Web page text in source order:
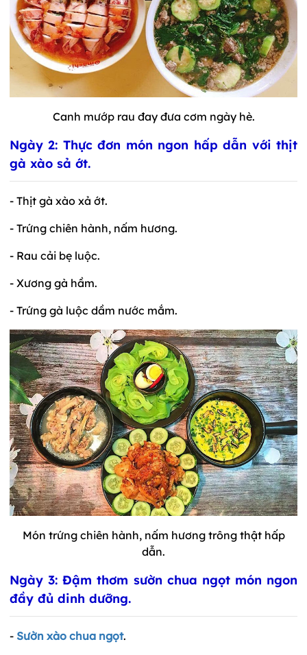
Canh mướp rau đay đưa cơm ngày hè.
Ngày 2: Thực đơn món ngon hấp dẫn với thịt
gà xào sả ớt.
- Thịt gà xào xả ớt.
- Trứng chiên hành, nấm hương.
- Rau cải bẹ luộc.
- Xương gà hầm.
- Trứng gà luộc dầm nước mắm.
Món trứng chiên hành, nấm hương trông thật hấp
dẫn.
Ngày 3: Đậm thơm sườn chua ngọt món ngon
đầy đủ dinh dưỡng.
- Sườn xào chua ngọt.